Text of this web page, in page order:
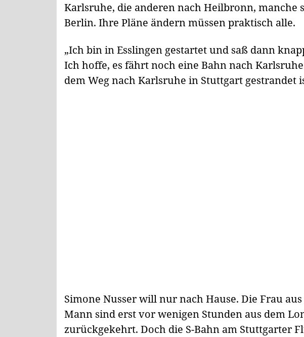
Karlsruhe, die anderen nach Heilbronn, manche
Berlin. Ihre Pläne ändern müssen praktisch alle.
„Ich bin in Esslingen gestartet und saß dann
Ich hoffe, es fährt noch eine Bahn nach
dem Weg nach Karlsruhe in Stuttgart gestrandet
Simone Nusser will nur nach Hause. Die Frau
Mann sind erst vor wenigen Stunden aus dem
zurückgekehrt. Doch die S-Bahn am Stuttgarter